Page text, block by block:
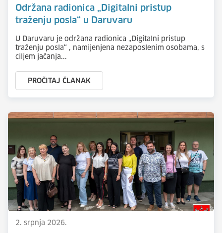
Održana radionica „Digitalni pristup
traženju posla“ u Daruvaru
U Daruvaru je održana radionica „Digitalni pristup
traženju posla“ , namijenjena nezaposlenim osobama, s
ciljem jačanja...
PROČITAJ ČLANAK
2. srpnja 2026.